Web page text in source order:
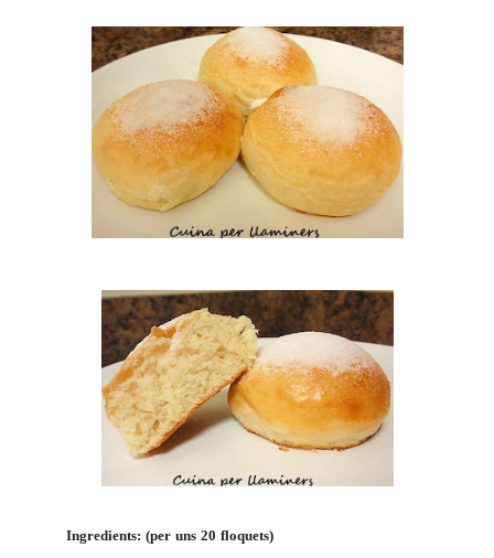
Ingredients: (per uns 20 floquets)